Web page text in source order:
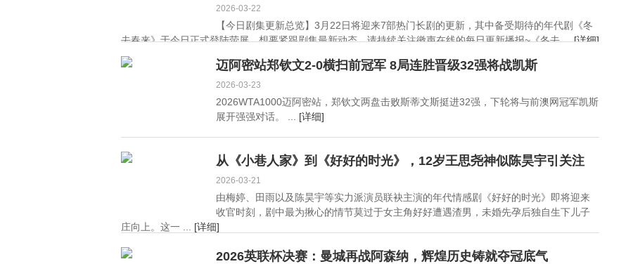
2026-03-22
【今日剧集更新总览】3月22日将迎来7部热门长剧的更新，其中备受期待的年代剧《冬
去春来》于今日正式登陆荧屏，想要紧跟剧集最新动态，请持续关注徽声在线的每日更新播报~《冬去 ...[详细]
迈阿密站郑钦文2-0横扫前冠军 8局连胜晋级32强将战凯斯
2026-03-23
2026WTA1000迈阿密站，郑钦文两盘击败斯蒂文斯挺进32强，下轮将与前澳网冠军凯斯
展开强强对话。 ... [详细]
从《小巷人家》到《好好的时光》，12岁王思尧神似陈昊宇引关注
2026-03-21
由梅婷、田雨以及陈昊宇等实力派演员联袂主演的年代情感剧《好好的时光》即将迎来
收官时刻，剧中最为揪心的情节莫过于女主角好好遭遇渣男，未婚先孕后独自生下儿子
庄向上。这一 ... [详细]
2026英联杯决赛：曼城再战阿森纳，辉煌历史铸就夺冠底气